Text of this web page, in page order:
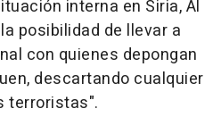
interna en Siria, Al
posibilidad de llevar a
con quienes depongan
descartando cualquier
terroristas".